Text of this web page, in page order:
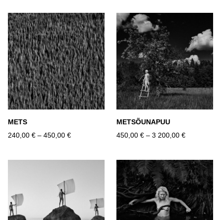
METS
240,00 € – 450,00 €
METSÕUNAPUU
450,00 € – 3 200,00 €